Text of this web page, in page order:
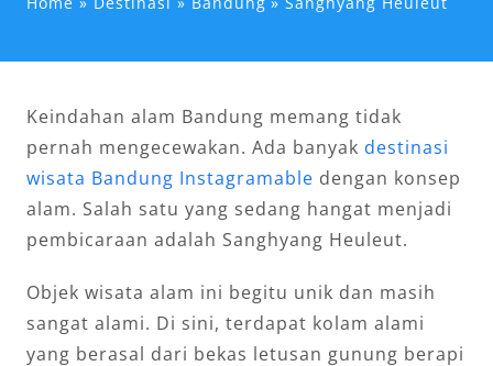
Keindahan alam Bandung memang tidak
pernah mengecewakan. Ada banyak destinasi
wisata Bandung Instagramable dengan konsep
alam. Salah satu yang sedang hangat menjadi
pembicaraan adalah Sanghyang Heuleut.
Objek wisata alam ini begitu unik dan masih
sangat alami. Di sini, terdapat kolam alami
yang berasal dari bekas letusan gunung berapi